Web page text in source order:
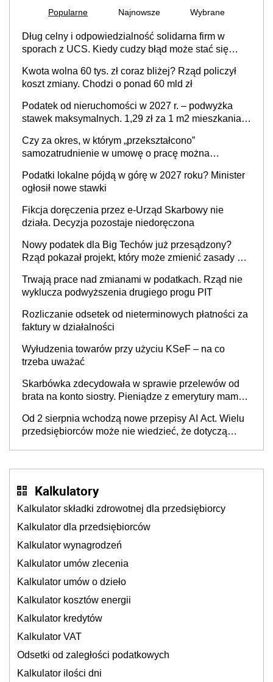
Popularne Najnowsze Wybrane
Dług celny i odpowiedzialność solidarna firm w
sporach z UCS. Kiedy cudzy błąd może stać się
Kwota wolna 60 tys. zł coraz bliżej? Rząd policzył
koszt zmiany. Chodzi o ponad 60 mld zł
Podatek od nieruchomości w 2027 r. – podwyżka
stawek maksymalnych. 1,29 zł za 1 m2 mieszkania,
prowadzeniem działalności gospodarczej
Czy za okres, w którym „przekształcono”
samozatrudnienie w umowę o pracę można
cywilnoprawnej jedynym racjonalnym wyjściem
Podatki lokalne pójdą w górę w 2027 roku? Minister
ogłosił nowe stawki
Fikcja doręczenia przez e-Urząd Skarbowy nie
działa. Decyzja pozostaje niedoręczona
Nowy podatek dla Big Techów już przesądzony?
Rząd pokazał projekt, który może zmienić zasady gry
Trwają prace nad zmianami w podatkach. Rząd nie
wyklucza podwyższenia drugiego progu PIT
Rozliczanie odsetek od nieterminowych płatności za
faktury w działalności
Wyłudzenia towarów przy użyciu KSeF – na co
trzeba uważać
Skarbówka zdecydowała w sprawie przelewów od
brata na konto siostry. Pieniądze z emerytury mamy
będzie
Od 2 sierpnia wchodzą nowe przepisy AI Act. Wielu
przedsiębiorców może nie wiedzieć, że dotyczą
Kalkulatory
Kalkulator składki zdrowotnej dla przedsiębiorcy
Kalkulator dla przedsiębiorców
Kalkulator wynagrodzeń
Kalkulator umów zlecenia
Kalkulator umów o dzieło
Kalkulator kosztów energii
Kalkulator kredytów
Kalkulator VAT
Odsetki od zaległości podatkowych
Kalkulator ilości dni